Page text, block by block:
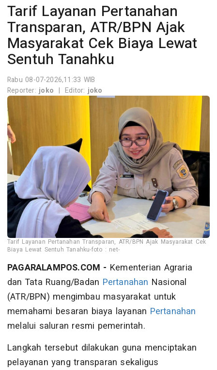
Tarif Layanan Pertanahan
Transparan, ATR/BPN Ajak
Masyarakat Cek Biaya Lewat
Sentuh Tanahku
Rabu 08-07-2026,11:33 WIB
Reporter: joko | Editor: joko
Tarif Layanan Pertanahan Transparan, ATR/BPN Ajak Masyarakat Cek
Biaya Lewat Sentuh Tanahku-foto : net-
PAGARALAMPOS.COM - Kementerian Agraria
dan Tata Ruang/Badan Pertanahan Nasional
(ATR/BPN) mengimbau masyarakat untuk
memahami besaran biaya layanan Pertanahan
melalui saluran resmi pemerintah.
Langkah tersebut dilakukan guna menciptakan
pelayanan yang transparan sekaligus